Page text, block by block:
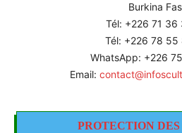
Burkina
Tél: +226 71 36
Tél: +226 78 55
WhatsApp: +226
Email:
PROTECTION